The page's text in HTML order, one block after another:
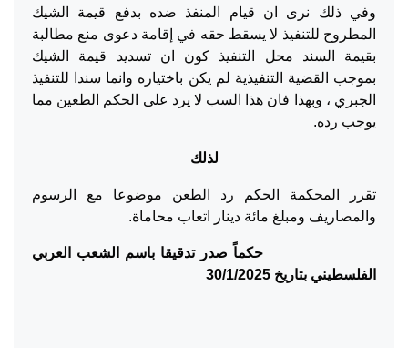
وفي ذلك نرى ان قيام المنفذ ضده بدفع قيمة الشيك
المطروح للتنفيذ لا يسقط حقه في إقامة دعوى منع مطالبة
بقيمة السند محل التنفيذ كون ان تسديد قيمة الشيك
بموجب القضية التنفيذية لم يكن باختياره وانما سندا للتنفيذ
الجبري ، وبهذا فان هذا السب لا يرد على الحكم الطعين مما
يوجب رده.
لذلك
تقرر المحكمة الحكم رد الطعن موضوعا مع الرسوم
والمصاريف ومبلغ مائة دينار اتعاب محاماة.
حكماً صدر تدقيقا باسم الشعب العربي
الفلسطيني بتاريخ 30/1/2025